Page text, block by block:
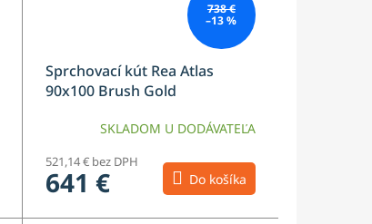
738 €
–13 %
Sprchovací kút Rea Atlas
90x100 Brush Gold
SKLADOM U DODÁVATEĽA
521,14 € bez DPH
641 € Do košíka